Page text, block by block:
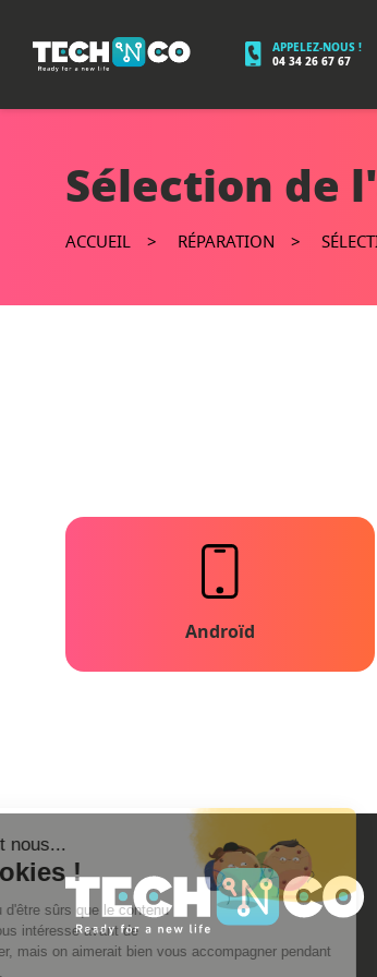
APPELEZ-NOUS !
04 34 26 67 67
Sélection de
ACCUEIL RÉPARATION
Androïd
Salut c'est nous...
les Cookies !
On a attendu d'être sûrs que le contenu
de ce site vous intéresse avant de
vous déranger, mais on aimerait bien vous